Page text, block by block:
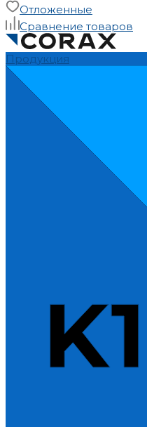
Отложенные
Сравнение товаров
Продукция